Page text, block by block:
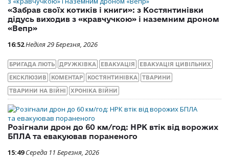
«Забрав своїх котиків і книги»: з Костянтинівки
дідусь виходив з «кравчучкою» і наземним дроном
«Вепр»
16:52Неділя 29 Березня, 2026
БРИГАДА ЛЮТЬ ДРУЖКІВКА ЕВАКУАЦІЯ ЕВАКУАЦІЯ ЦИВІЛЬНИХ
ЕКСКЛЮЗИВ КОМЕНТАР КОСТЯНТИНІВКА ТВАРИНИ
ТВАРИНИ НА ВІЙНІ ХРОНІКА ВІЙНИ
Розігнали дрон до 60 км/год: НРК втік від ворожих
БПЛА та евакуював пораненого
15:49 Середа 11 Березня, 2026